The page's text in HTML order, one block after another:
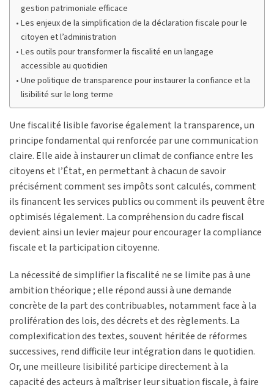
gestion patrimoniale efficace
Les enjeux de la simplification de la déclaration fiscale pour le
citoyen et l’administration
Les outils pour transformer la fiscalité en un langage
accessible au quotidien
Une politique de transparence pour instaurer la confiance et la
lisibilité sur le long terme
Une fiscalité lisible favorise également la transparence, un
principe fondamental qui renforcée par une communication
claire. Elle aide à instaurer un climat de confiance entre les
citoyens et l’État, en permettant à chacun de savoir
précisément comment ses impôts sont calculés, comment
ils financent les services publics ou comment ils peuvent être
optimisés légalement. La compréhension du cadre fiscal
devient ainsi un levier majeur pour encourager la compliance
fiscale et la participation citoyenne.
La nécessité de simplifier la fiscalité ne se limite pas à une
ambition théorique ; elle répond aussi à une demande
concrète de la part des contribuables, notamment face à la
prolifération des lois, des décrets et des règlements. La
complexification des textes, souvent héritée de réformes
successives, rend difficile leur intégration dans le quotidien.
Or, une meilleure lisibilité participe directement à la
capacité des acteurs à maîtriser leur situation fiscale, à faire